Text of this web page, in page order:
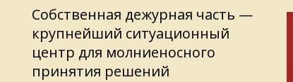
Собственная дежурная часть —
крупнейший ситуационный
центр для молниеносного
принятия решений